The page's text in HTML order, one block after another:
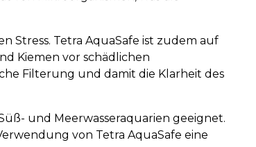
Stress. Tetra AquaSafe ist zudem auf
Kiemen vor schädlichen
Filterung und damit die Klarheit des
und Meerwasseraquarien geeignet.
von Tetra AquaSafe eine